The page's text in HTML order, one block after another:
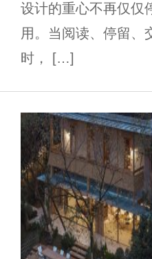
设计的重心不再仅仅
用。当阅读、停留、
时， […]